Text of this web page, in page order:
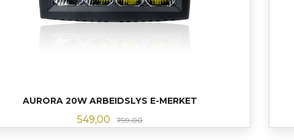
AURORA 20W ARBEIDSLYS E-MERKET
Tilbud
549,00 799,00Rabatt